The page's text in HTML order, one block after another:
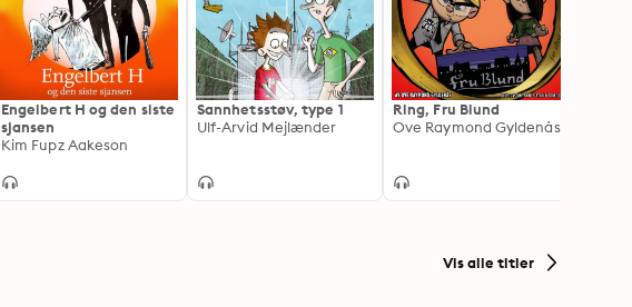
Engelbert H og den siste
sjansen
Kim Fupz Aakeson
Sannhetsstøv, type 1
Ulf-Arvid Mejlænder
Ring, Fru Blund
Ove Raymond Gyldenås
Vis alle titler